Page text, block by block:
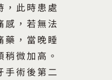
，此時患處
感，若無法
藥，當晚睡
微加高。
手術後第二